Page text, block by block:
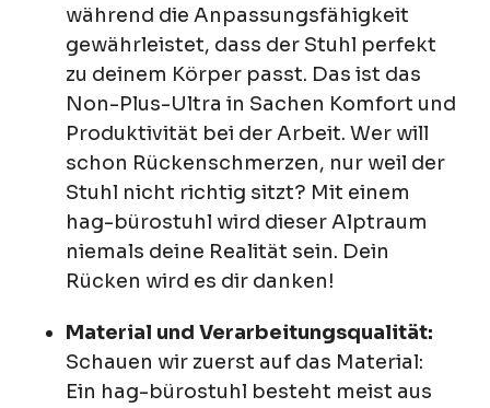
während die Anpassungsfähigkeit
gewährleistet, dass der Stuhl perfekt
zu deinem Körper passt. Das ist das
Non-Plus-Ultra in Sachen Komfort und
Produktivität bei der Arbeit. Wer will
schon Rückenschmerzen, nur weil der
Stuhl nicht richtig sitzt? Mit einem
hag-bürostuhl wird dieser Alptraum
niemals deine Realität sein. Dein
Rücken wird es dir danken!
Material und Verarbeitungsqualität:
Schauen wir zuerst auf das Material:
Ein hag-bürostuhl besteht meist aus